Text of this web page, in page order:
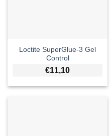
Loctite SuperGlue-3 Gel
Control
€11,10